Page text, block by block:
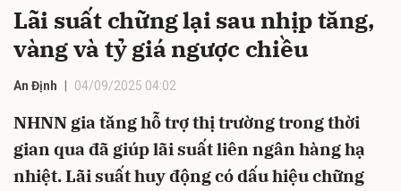
Lãi suất chững lại sau nhịp tăng,
vàng và tỷ giá ngược chiều
An Định 04/09/2025 04:02
NHNN gia tăng hỗ trợ thị trường trong thời
gian qua đã giúp lãi suất liên ngân hàng hạ
nhiệt. Lãi suất huy động có dấu hiệu chững
Hủy